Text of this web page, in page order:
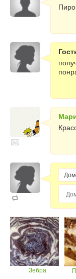
Зебра